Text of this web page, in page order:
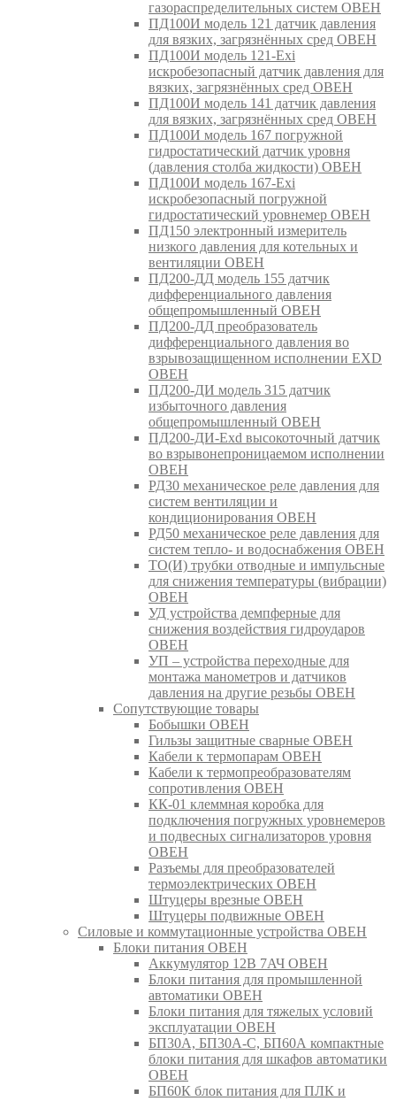
газораспределительных систем ОВЕН
ПД100И модель 121 датчик давления
для вязких, загрязнённых сред ОВЕН
ПД100И модель 121-Exi
искробезопасный датчик давления для
вязких, загрязнённых сред ОВЕН
ПД100И модель 141 датчик давления
для вязких, загрязнённых сред ОВЕН
ПД100И модель 167 погружной
гидростатический датчик уровня
(давления столба жидкости) ОВЕН
ПД100И модель 167-Exi
искробезопасный погружной
гидростатический уровнемер ОВЕН
ПД150 электронный измеритель
низкого давления для котельных и
вентиляции ОВЕН
ПД200-ДД модель 155 датчик
дифференциального давления
общепромышленный ОВЕН
ПД200-ДД преобразователь
дифференциального давления во
взрывозащищенном исполнении EXD
ОВЕН
ПД200-ДИ модель 315 датчик
избыточного давления
общепромышленный ОВЕН
ПД200-ДИ-Exd высокоточный датчик
во взрывонепроницаемом исполнении
ОВЕН
РД30 механическое реле давления для
систем вентиляции и
кондиционирования ОВЕН
РД50 механическое реле давления для
систем тепло- и водоснабжения ОВЕН
ТО(И) трубки отводные и импульсные
для снижения температуры (вибрации)
ОВЕН
УД устройства демпферные для
снижения воздействия гидроударов
ОВЕН
УП – устройства переходные для
монтажа манометров и датчиков
давления на другие резьбы ОВЕН
Сопутствующие товары
Бобышки ОВЕН
Гильзы защитные сварные ОВЕН
Кабели к термопарам ОВЕН
Кабели к термопреобразователям
сопротивления ОВЕН
КК-01 клеммная коробка для
подключения погружных уровнемеров
и подвесных сигнализаторов уровня
ОВЕН
Разъемы для преобразователей
термоэлектрических ОВЕН
Штуцеры врезные ОВЕН
Штуцеры подвижные ОВЕН
Силовые и коммутационные устройства ОВЕН
Блоки питания ОВЕН
Аккумулятор 12В 7АЧ ОВЕН
Блоки питания для промышленной
автоматики ОВЕН
Блоки питания для тяжелых условий
эксплуатации ОВЕН
БП30А, БП30А-С, БП60А компактные
блоки питания для шкафов автоматики
ОВЕН
БП60К блок питания для ПЛК и